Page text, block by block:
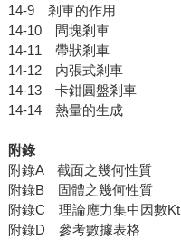
14-9 剎車的作用
14-10 閘塊剎車
14-11 帶狀剎車
14-12 內張式剎車
14-13 卡鉗圓盤剎車
14-14 熱量的生成
附錄
附錄A 截面之幾何性質
附錄B 固體之幾何性質
附錄C 理論應力集中因數Kt
附錄D 參考數據表格